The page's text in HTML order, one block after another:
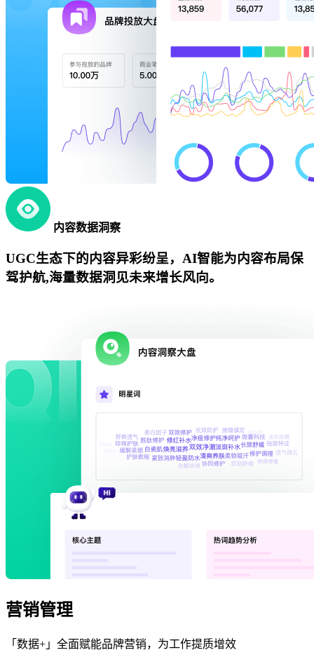
内容数据洞察
UGC生态下的内容异彩纷呈，AI智能为内容布局保
驾护航,海量数据洞见未来增长风向。
营销管理
「数据+」全面赋能品牌营销，为工作提质增效